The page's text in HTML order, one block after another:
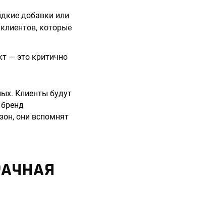
добавки или
которые
— это критично
Клиенты будут
они вспомнят